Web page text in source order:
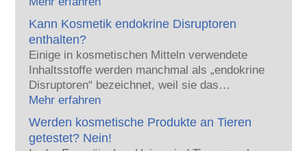
Anwendung am Menschen sind. Die
Kosmetikhersteller sowie nationale und
europäische Regulierungsbehörden tragen
gemeinsam die Verantwortung für die
Sicherheit von kosmetischen Produkten.
Kann Kosmetik endokrine Disruptoren
enthalten?
Einige in kosmetischen Mitteln verwendete
Inhaltsstoffe werden manchmal als „endokrine
Disruptoren“ bezeichnet, weil sie das
Potenzial haben, einige der Eigenschaften
unserer Hormone nachzuahmen. Aber: Nur
weil etwas das Potenzial hat, ein Hormon zu
imitieren, heißt das nicht, dass es unser
Mehr erfahren
Werden kosmetische Produkte an Tieren
getestet? Nein!